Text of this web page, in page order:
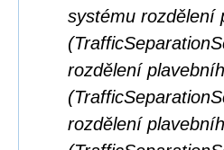
systému rozdělení
rozdělení
rozdělení